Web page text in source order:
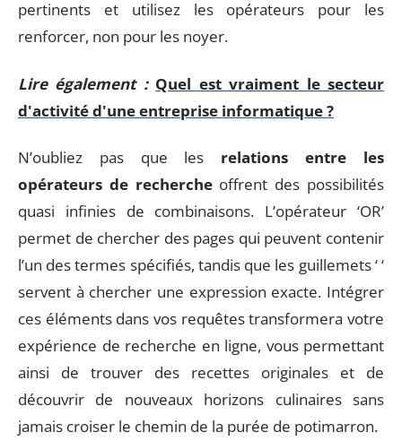
pertinents et utilisez les opérateurs pour les
renforcer, non pour les noyer.
Lire également : Quel est vraiment le secteur
d'activité d'une entreprise informatique ?
N’oubliez pas que les relations entre les
opérateurs de rechercheoffrent des possibilités
quasi infinies de combinaisons. L’opérateur ‘OR’
permet de chercher des pages qui peuvent contenir
l’un des termes spécifiés, tandis que les guillemets ‘ ‘
servent à chercher une expression exacte. Intégrer
ces éléments dans vos requêtes transformera votre
expérience de recherche en ligne, vous permettant
ainsi de trouver des recettes originales et de
découvrir de nouveaux horizons culinaires sans
jamais croiser le chemin de la purée de potimarron.